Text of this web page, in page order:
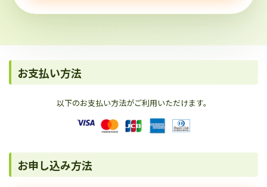
お支払い方法
以下のお支払い方法がご利用いただけます。
お申し込み方法